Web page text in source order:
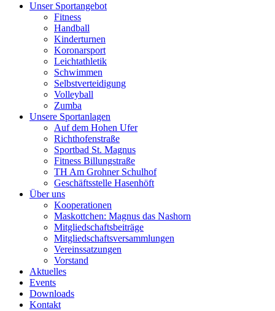
Unser Sportangebot
Fitness
Handball
Kinderturnen
Koronarsport
Leichtathletik
Schwimmen
Selbstverteidigung
Volleyball
Zumba
Unsere Sportanlagen
Auf dem Hohen Ufer
Richthofenstraße
Sportbad St. Magnus
Fitness Billungstraße
TH Am Grohner Schulhof
Geschäftsstelle Hasenhöft
Über uns
Kooperationen
Maskottchen: Magnus das Nashorn
Mitgliedschaftsbeiträge
Mitgliedschaftsversammlungen
Vereinssatzungen
Vorstand
Aktuelles
Events
Downloads
Kontakt